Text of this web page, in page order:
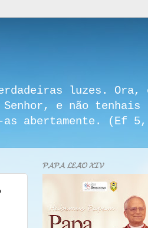
luzes. Ora,
e não tenhais
abertamente. (Ef
𝓟𝓐𝓟𝓐 𝓛𝓔𝓐̃𝓞 𝓧𝓘𝓥